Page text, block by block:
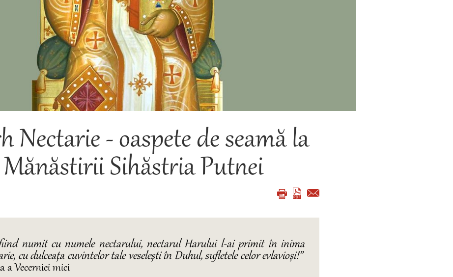
Nectarie - oaspete de seamă la
Sihăstria Putnei
numit cu numele nectarului, nectarul Harului l-ai primit în inima
cu dulceața cuvintelor tale veselești în Duhul, sufletele celor evlavioși!”
a Vecerniei mici